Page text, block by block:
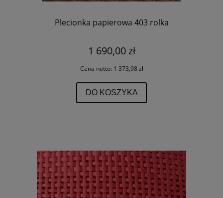
Plecionka papierowa 403 rolka
1 690,00 zł
Cena netto: 1 373,98 zł
DO KOSZYKA